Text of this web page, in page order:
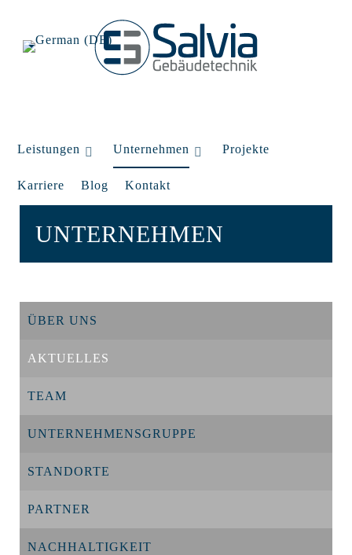
Leistungen Unternehmen Projekte
Karriere Blog Kontakt
UNTERNEHMEN
ÜBER UNS
AKTUELLES
TEAM
UNTERNEHMENSGRUPPE
STANDORTE
PARTNER
NACHHALTIGKEIT